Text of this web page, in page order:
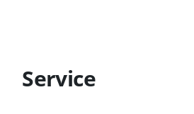
Service